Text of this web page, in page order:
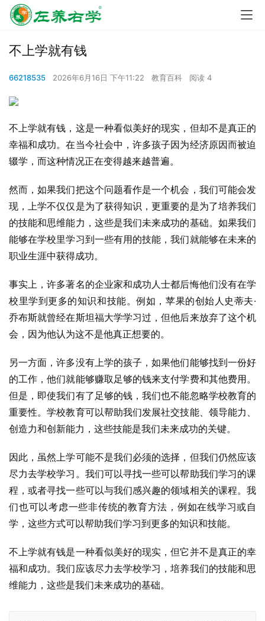
不上学就有钱
66218535 2026年6月16日 下午11:22 教育百科 阅读 4
不上学就有钱，这是一种看似美好的现实，但却不是真正的
幸福和成功。在当今社会中，许多孩子因为经济原因而被迫
辍学，而这种情况正在变得越来越普遍。
然而，如果我们把这个问题看作是一个机会，我们可能会发
现，上学不仅仅是为了获得知识，更重要的是为了培养我们
的技能和思维能力，这些是我们未来成功的基础。如果我们
能够在学校里学习到一些有用的技能，我们就能够在未来的
职业生涯中获得成功。
事实上，许多著名的企业家和成功人士都后悔他们没有在学
校里学到更多的知识和技能。例如，苹果的创始人史蒂夫·
乔布斯就曾经在斯坦福大学学习过，但他后来放弃了这个机
会，因为他认为这不是他真正想要的。
另一方面，许多没有上学的孩子，如果他们能够找到一份好
的工作，他们就能够赚取足够的钱来支付学费和其他费用。
但是，即使我们有了足够的钱，我们也不能忽略学校教育的
重要性。学校教育可以帮助我们发展社交技能、领导能力、
创造力和创新能力，这些技能是我们未来成功的关键。
因此，虽然上学可能不是我们必须的选择，但我们仍然应该
尽力去学校学习。我们可以寻找一些可以帮助我们学习的课
程，或者寻找一些可以与我们感兴趣的领域相关的课程。我
们也可以考虑一些非传统的教育方法，例如在线学习或自
学，这些方式可以帮助我们学习到更多的知识和技能。
不上学就有钱是一种看似美好的现实，但它并不是真正的幸
福和成功。我们应该尽力去学校学习，培养我们的技能和思
维能力，这些是我们未来成功的基础。